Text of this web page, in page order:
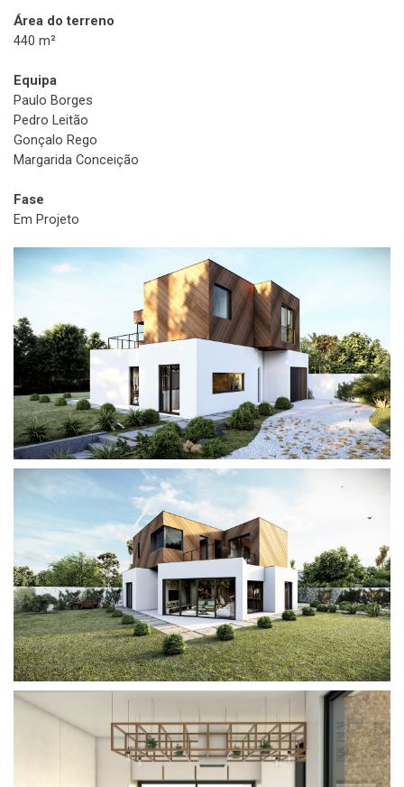
Área do terreno
440 m²
Equipa
Paulo Borges
Pedro Leitão
Gonçalo Rego
Margarida Conceição
Fase
Em Projeto